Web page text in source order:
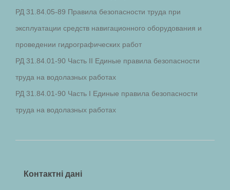
РД 31.84.05-89 Правила безопасности труда при
эксплуатации средств навигационного оборудования и
проведении гидрографических работ
РД 31.84.01-90 Часть II Единые правила безопасности
труда на водолазных работах
РД 31.84.01-90 Часть I Единые правила безопасности
труда на водолазных работах
Контактні дані